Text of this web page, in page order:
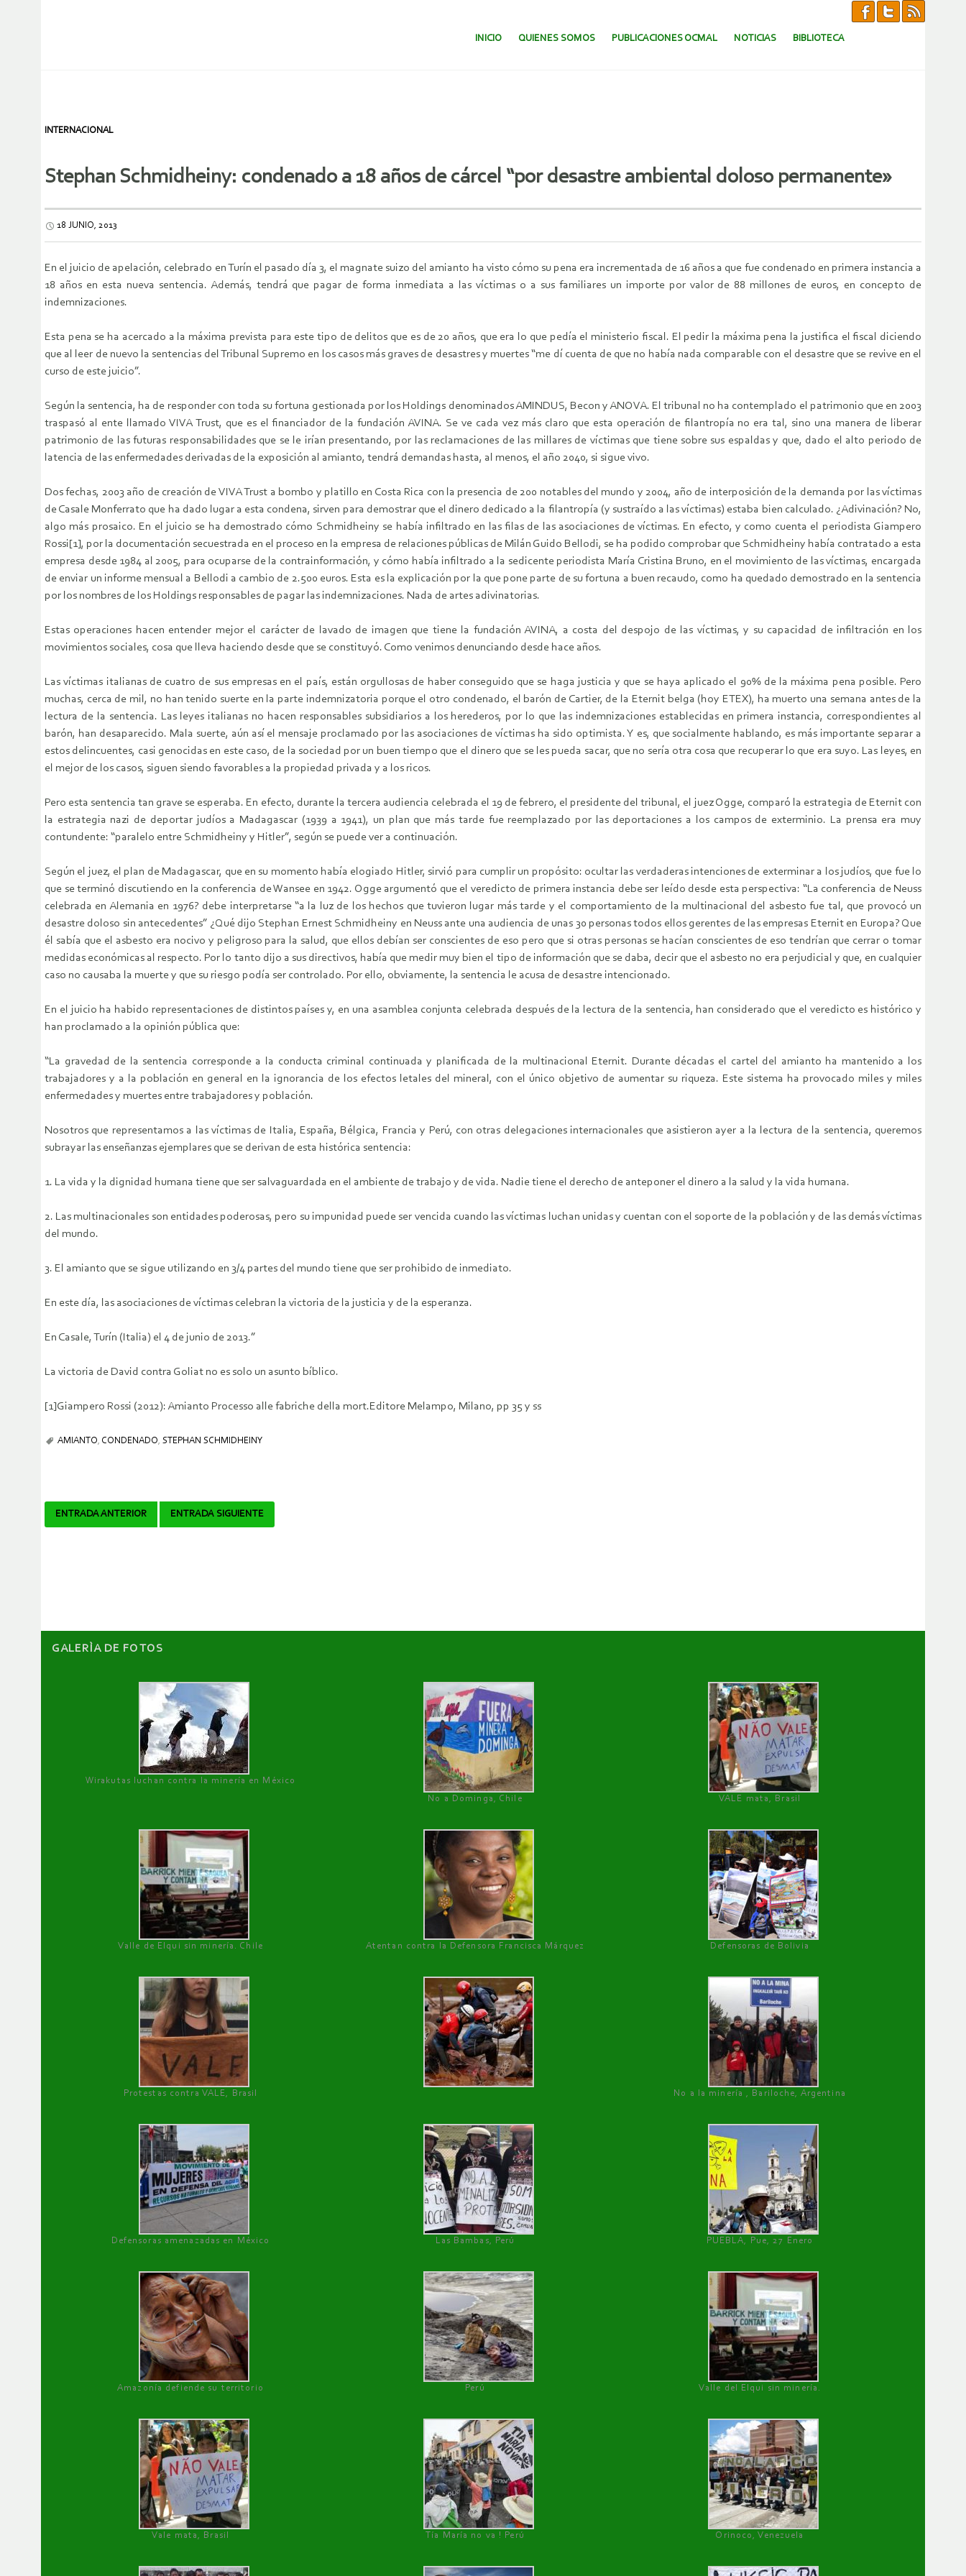
SALTAR AL CONTENIDO.
INICIO QUIENES SOMOS PUBLICACIONES OCMAL NOTICIAS BIBLIOTECA
INTERNACIONAL
Stephan Schmidheiny: condenado a 18 años de cárcel “por desastre ambiental doloso permanente»
18 JUNIO, 2013
En el juicio de apelación, celebrado en Turín el pasado día 3, el magnate suizo del amianto ha visto cómo su pena era incrementada de 16 años a que fue condenado en primera instancia a
18 años en esta nueva sentencia. Además, tendrá que pagar de forma inmediata a las víctimas o a sus familiares un importe por valor de 88 millones de euros, en concepto de
indemnizaciones.
Esta pena se ha acercado a la máxima prevista para este tipo de delitos que es de 20 años, que era lo que pedía el ministerio fiscal. El pedir la máxima pena la justifica el fiscal diciendo
que al leer de nuevo la sentencias del Tribunal Supremo en los casos más graves de desastres y muertes “me dí cuenta de que no había nada comparable con el desastre que se revive en el
curso de este juicio”.
Según la sentencia, ha de responder con toda su fortuna gestionada por los Holdings denominados AMINDUS, Becon y ANOVA. El tribunal no ha contemplado el patrimonio que en 2003
traspasó al ente llamado VIVA Trust, que es el financiador de la fundación AVINA. Se ve cada vez más claro que esta operación de filantropía no era tal, sino una manera de liberar
patrimonio de las futuras responsabilidades que se le irían presentando, por las reclamaciones de las millares de víctimas que tiene sobre sus espaldas y que, dado el alto periodo de
latencia de las enfermedades derivadas de la exposición al amianto, tendrá demandas hasta, al menos, el año 2040, si sigue vivo.
Dos fechas, 2003 año de creación de VIVA Trust a bombo y platillo en Costa Rica con la presencia de 200 notables del mundo y 2004, año de interposición de la demanda por las víctimas
de Casale Monferrato que ha dado lugar a esta condena, sirven para demostrar que el dinero dedicado a la filantropía (y sustraído a las víctimas) estaba bien calculado. ¿Adivinación? No,
algo más prosaico. En el juicio se ha demostrado cómo Schmidheiny se había infiltrado en las filas de las asociaciones de víctimas. En efecto, y como cuenta el periodista Giampero
Rossi[1], por la documentación secuestrada en el proceso en la empresa de relaciones públicas de Milán Guido Bellodi, se ha podido comprobar que Schmidheiny había contratado a esta
empresa desde 1984 al 2005, para ocuparse de la contrainformación, y cómo había infiltrado a la sedicente periodista María Cristina Bruno, en el movimiento de las víctimas, encargada
de enviar un informe mensual a Bellodi a cambio de 2.500 euros. Esta es la explicación por la que pone parte de su fortuna a buen recaudo, como ha quedado demostrado en la sentencia
por los nombres de los Holdings responsables de pagar las indemnizaciones. Nada de artes adivinatorias.
Estas operaciones hacen entender mejor el carácter de lavado de imagen que tiene la fundación AVINA, a costa del despojo de las víctimas, y su capacidad de infiltración en los
movimientos sociales, cosa que lleva haciendo desde que se constituyó. Como venimos denunciando desde hace años.
Las víctimas italianas de cuatro de sus empresas en el país, están orgullosas de haber conseguido que se haga justicia y que se haya aplicado el 90% de la máxima pena posible. Pero
muchas, cerca de mil, no han tenido suerte en la parte indemnizatoria porque el otro condenado, el barón de Cartier, de la Eternit belga (hoy ETEX), ha muerto una semana antes de la
lectura de la sentencia. Las leyes italianas no hacen responsables subsidiarios a los herederos, por lo que las indemnizaciones establecidas en primera instancia, correspondientes al
barón, han desaparecido. Mala suerte, aún así el mensaje proclamado por las asociaciones de víctimas ha sido optimista. Y es, que socialmente hablando, es más importante separar a
estos delincuentes, casi genocidas en este caso, de la sociedad por un buen tiempo que el dinero que se les pueda sacar, que no sería otra cosa que recuperar lo que era suyo. Las leyes, en
el mejor de los casos, siguen siendo favorables a la propiedad privada y a los ricos.
Pero esta sentencia tan grave se esperaba. En efecto, durante la tercera audiencia celebrada el 19 de febrero, el presidente del tribunal, el juez Ogge, comparó la estrategia de Eternit con
la estrategia nazi de deportar judíos a Madagascar (1939 a 1941), un plan que más tarde fue reemplazado por las deportaciones a los campos de exterminio. La prensa era muy
contundente: “paralelo entre Schmidheiny y Hitler”, según se puede ver a continuación.
Según el juez, el plan de Madagascar, que en su momento había elogiado Hitler, sirvió para cumplir un propósito: ocultar las verdaderas intenciones de exterminar a los judíos, que fue lo
que se terminó discutiendo en la conferencia de Wansee en 1942. Ogge argumentó que el veredicto de primera instancia debe ser leído desde esta perspectiva: “La conferencia de Neuss
celebrada en Alemania en 1976? debe interpretarse “a la luz de los hechos que tuvieron lugar más tarde y el comportamiento de la multinacional del asbesto fue tal, que provocó un
desastre doloso sin antecedentes” ¿Qué dijo Stephan Ernest Schmidheiny en Neuss ante una audiencia de unas 30 personas todos ellos gerentes de las empresas Eternit en Europa? Que
él sabía que el asbesto era nocivo y peligroso para la salud, que ellos debían ser conscientes de eso pero que si otras personas se hacían conscientes de eso tendrían que cerrar o tomar
medidas económicas al respecto. Por lo tanto dijo a sus directivos, había que medir muy bien el tipo de información que se daba, decir que el asbesto no era perjudicial y que, en cualquier
caso no causaba la muerte y que su riesgo podía ser controlado. Por ello, obviamente, la sentencia le acusa de desastre intencionado.
En el juicio ha habido representaciones de distintos países y, en una asamblea conjunta celebrada después de la lectura de la sentencia, han considerado que el veredicto es histórico y
han proclamado a la opinión pública que:
“La gravedad de la sentencia corresponde a la conducta criminal continuada y planificada de la multinacional Eternit. Durante décadas el cartel del amianto ha mantenido a los
trabajadores y a la población en general en la ignorancia de los efectos letales del mineral, con el único objetivo de aumentar su riqueza. Este sistema ha provocado miles y miles
enfermedades y muertes entre trabajadores y población.
Nosotros que representamos a las víctimas de Italia, España, Bélgica, Francia y Perú, con otras delegaciones internacionales que asistieron ayer a la lectura de la sentencia, queremos
subrayar las enseñanzas ejemplares que se derivan de esta histórica sentencia:
1. La vida y la dignidad humana tiene que ser salvaguardada en el ambiente de trabajo y de vida. Nadie tiene el derecho de anteponer el dinero a la salud y la vida humana.
2. Las multinacionales son entidades poderosas, pero su impunidad puede ser vencida cuando las víctimas luchan unidas y cuentan con el soporte de la población y de las demás víctimas
del mundo.
3. El amianto que se sigue utilizando en 3/4 partes del mundo tiene que ser prohibido de inmediato.
En este día, las asociaciones de víctimas celebran la victoria de la justicia y de la esperanza.
En Casale, Turín (Italia) el 4 de junio de 2013.”
La victoria de David contra Goliat no es solo un asunto bíblico.
[1]Giampero Rossi (2012): Amianto Processo alle fabriche della mort.Editore Melampo, Milano, pp 35 y ss
AMIANTO, CONDENADO, STEPHAN SCHMIDHEINY
Navegador
ENTRADA ANTERIOR ENTRADA SIGUIENTE
GALERÌA DE FOTOS
Wirakutas luchan contra la minería en México
No a Dominga, Chile
VALE mata, Brasil
Valle de Elqui sin minería. Chile Atentan contra la Defensora Francisca Márquez Defensoras de Bolivia
Protestas contra VALE, Brasil No a la minería , Bariloche, Argentina
Defensoras amenazadas en México Las Bambas, Perú PUEBLA, Pue, 27 Enero
Amazonía defiende su territorio Perú Valle del Elqui sin minería.
Vale mata, Brasil Tía María no va ! Perú Orinoco, Venezuela